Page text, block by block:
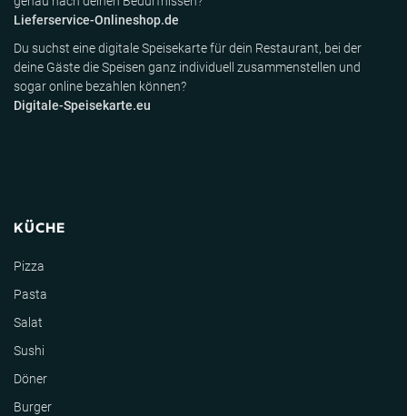
Lieferservice-Onlineshop.de
Du suchst eine digitale Speisekarte für dein Restaurant, bei der
deine Gäste die Speisen ganz individuell zusammenstellen und
sogar online bezahlen können?
Digitale-Speisekarte.eu
KÜCHE
Pizza
Pasta
Salat
Sushi
Döner
Burger